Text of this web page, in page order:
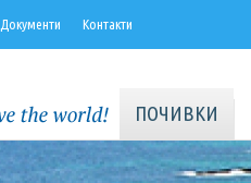
Документи Контакти
ПОЧИВКИ